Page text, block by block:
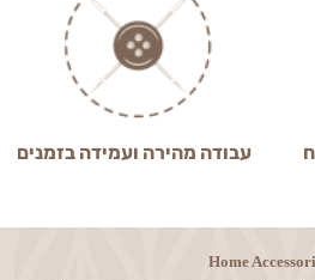
עבודה מהירה ועמידה בזמנים
Home